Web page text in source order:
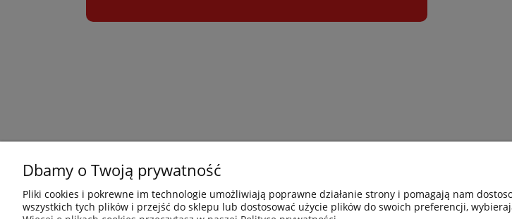
Jak kupować? Nowości Facebook
Dbamy o Twoją prywatność
Pliki cookies i pokrewne im technologie umożliwiają poprawne działanie strony i pomagają nam
wszystkich tych plików i przejść do sklepu lub dostosować użycie plików do swoich preferencji,